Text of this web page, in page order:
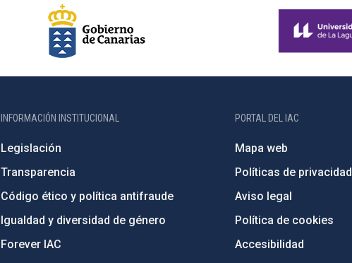
INFORMACIÓN INSTITUCIONAL
Legislación
Transparencia
Código ético y política antifraude
Igualdad y diversidad de género
Forever IAC
PORTAL DEL IAC
Mapa web
Políticas de privacidad
Aviso legal
Política de cookies
Accesibilidad